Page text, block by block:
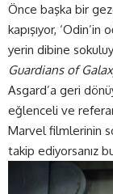
Önce başka bir
kapışıyor, ‘Odin’in
yerin dibine
Guardians of
Asgard’a geri
eğlenceli ve
Marvel filmlerinin
takip ediyorsanız